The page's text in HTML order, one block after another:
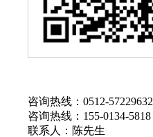
咨询热线：0512-57229632
咨询热线：155-0134-5818
联系人：陈先生